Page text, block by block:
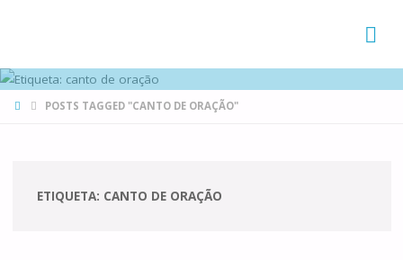
HOMEPOSTS TAGGED "CANTO DE ORAÇÃO"
ETIQUETA: CANTO DE ORAÇÃO